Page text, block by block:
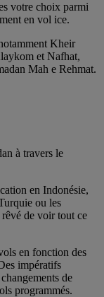
votre choix parmi
en vol ice.
Kheir
et Nafhat,
Mah e Rehmat.
à travers le
en Indonésie,
ou les
rêvé de voir tout ce
en fonction des
impératifs
de
programmés.